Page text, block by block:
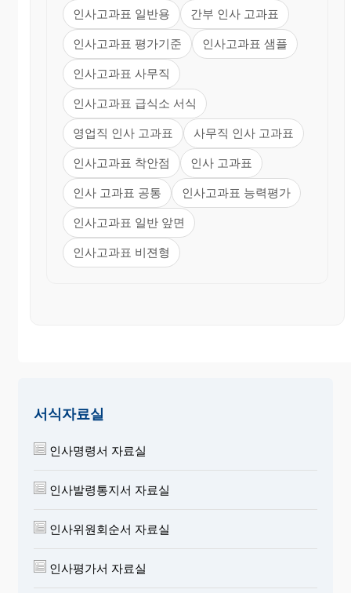
인사고과표 일반용 간부 인사 고과표
인사고과표 평가기준 인사고과표 샘플
인사고과표 사무직
인사고과표 급식소 서식
영업직 인사 고과표 사무직 인사 고과표
인사고과표 착안점 인사 고과표
인사 고과표 공통 인사고과표 능력평가
인사고과표 일반 앞면
인사고과표 비젼형
서식자료실
인사명령서 자료실
인사발령통지서 자료실
인사위원회순서 자료실
인사평가서 자료실